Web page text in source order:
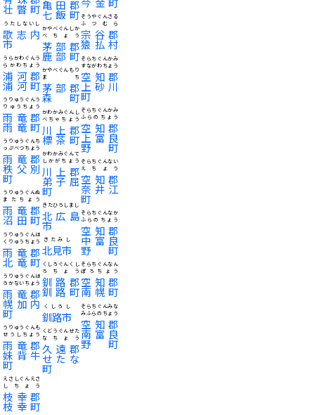
壮瞥町
歌志内
市
うたしないし
浦河郡
浦河町
うらかわぐんう
らかわちょう
雨竜郡
雨竜町
うりゅうぐんう
りゅうちょう
雨竜郡
秩父別
町
うりゅうぐんち
っぷべつちょう
雨竜郡
沼田町
うりゅうぐんぬ
またちょう
雨竜郡
北竜町
うりゅうぐんほ
くりゅうちょう
雨竜郡
幌加内
町
うりゅうぐんほ
ろかないちょう
雨竜郡
妹背牛
町
うりゅうぐんも
せうしちょう
枝幸郡
枝幸町
えさしぐんえさ
しちょう
亀田郡
七飯町
茅部郡
鹿部町
かやべぐんしか
べちょう
茅部郡
森町
かやべぐんもり
まち
川上郡
標茶町
かわかみぐんし
べちゃちょう
川上郡
弟子屈
町
かわかみぐんて
しかがちょう
北広島
市
きたひろしまし
北見市
きたみし
釧路郡
釧路町
くしろぐんくし
ろちょう
釧路市
くしろし
久遠郡
せたな
町
くどうぐんせた
なちょう
宗谷郡
猿払村
そうやぐんさる
ふつむら
空知郡
上砂川
町
そらちぐんかみ
すながわちょう
空知郡
上富良
野町
そらちぐんかみ
ふらのちょう
空知郡
奈井江
町
そらちぐんない
えちょう
空知郡
中富良
野町
そらちぐんなか
ふらのちょう
空知郡
南幌町
そらちぐんなん
ぽろちょう
空知郡
南富良
野町
そらちぐんみな
みふらのちょう